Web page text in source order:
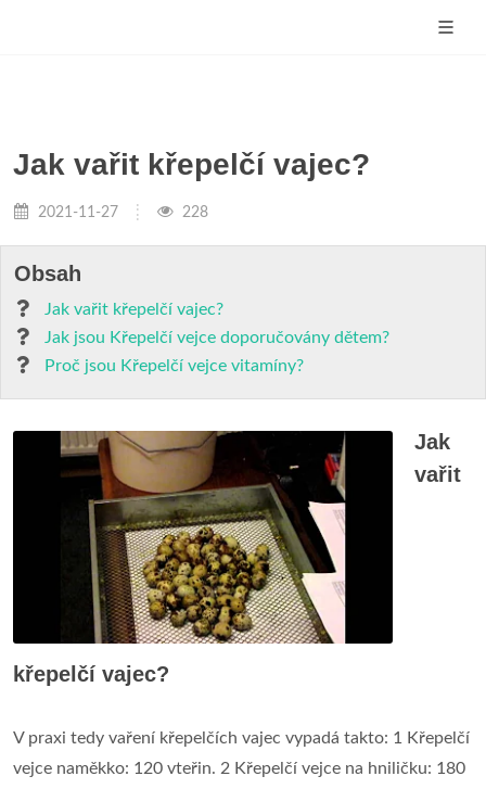
Jak vařit křepelčí vajec?
2021-11-27 228
Obsah
Jak vařit křepelčí vajec?
Jak jsou Křepelčí vejce doporučovány dětem?
Proč jsou Křepelčí vejce vitamíny?
Jak
vařit
křepelčí vajec?
V praxi tedy vaření křepelčích vajec vypadá takto: 1 Křepelčí
vejce naměkko: 120 vteřin. 2 Křepelčí vejce na hniličku: 180